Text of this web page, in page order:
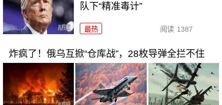
队下“精准毒计”
最热 阅读 1387
炸疯了！俄乌互掀“仓库战”，28枚导弹全拦不住